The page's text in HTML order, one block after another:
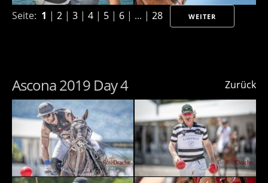
Seite: 1 | 2 | 3 | 4 | 5 | 6 | ... | 28 WEITER
Zurück
Ascona 2019 Day 4